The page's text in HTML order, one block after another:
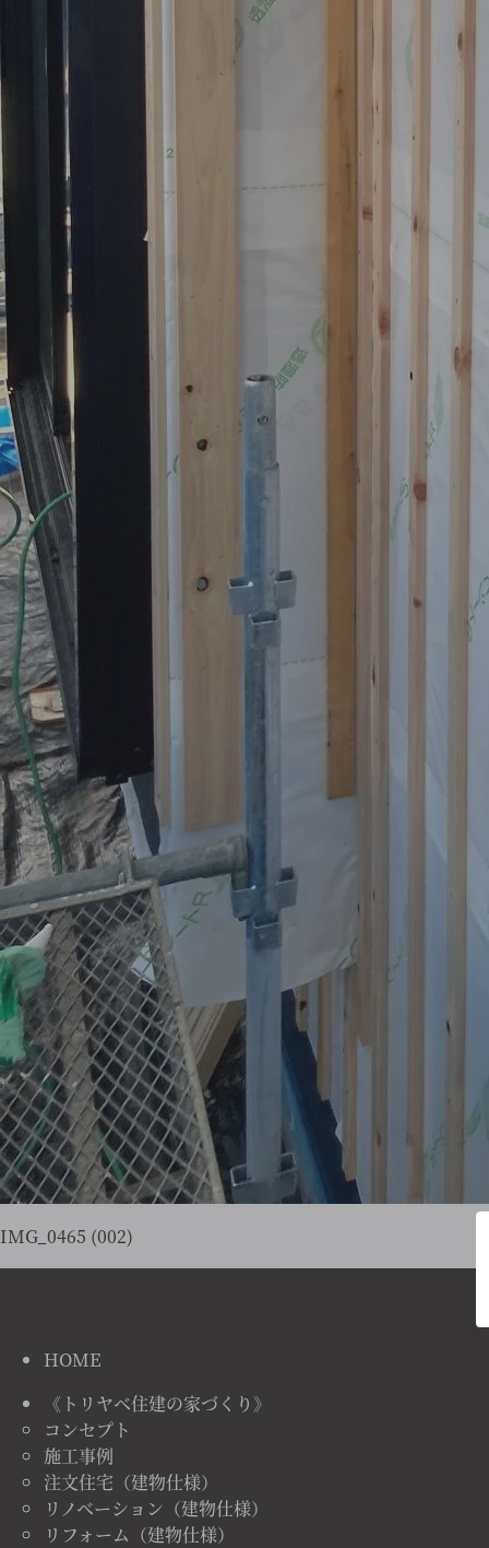
IMG_0465 (002)
HOME
《トリヤベ住建の家づくり》
コンセプト
施工事例
注文住宅（建物仕様）
リノベーション（建物仕様）
リフォーム（建物仕様）